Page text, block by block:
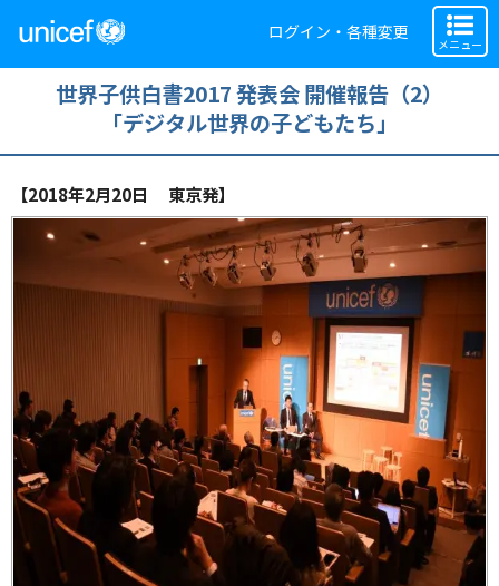
ログイン・各種変更
メニュー
世界子供白書2017 発表会 開催報告（2）
「デジタル世界の子どもたち」
【2018年2月20日 東京発】